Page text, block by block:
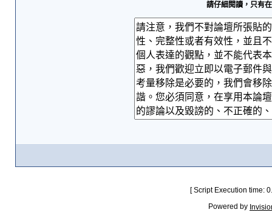
請仔細閱讀，只有
[ Script Execution time:
Powered by